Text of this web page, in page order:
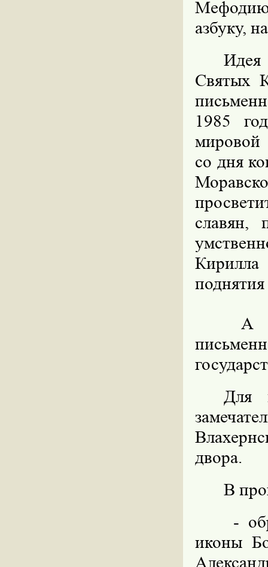
азбуку,
Идея
Святых
1985
мировой
со дня
славян,
А
Для
двора.
В
-
иконы